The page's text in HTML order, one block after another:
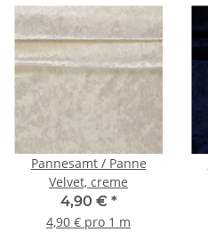
Pannesamt / Panne
Velvet, creme
4,90 € *
4,90 € pro 1 m